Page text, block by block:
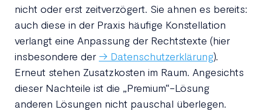
nicht oder erst zeitverzögert. Sie ahnen es bereits:
auch diese in der Praxis häufige Konstellation
verlangt eine Anpassung der Rechtstexte (hier
insbesondere der → Datenschutzerklärung).
Erneut stehen Zusatzkosten im Raum. Angesichts
dieser Nachteile ist die „Premium“-Lösung
anderen Lösungen nicht pauschal überlegen.